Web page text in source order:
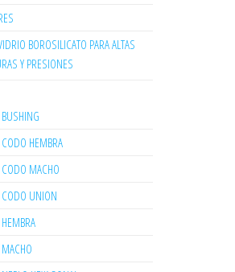
BOROSILICATO PARA ALTAS
Y PRESIONES
HEMBRA
MACHO
UNION